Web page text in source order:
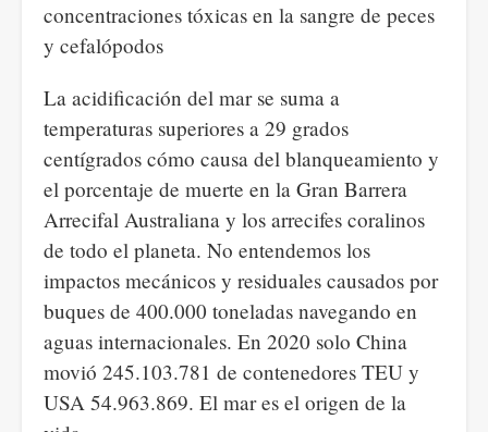
concentraciones tóxicas en la sangre de peces
y cefalópodos
La acidificación del mar se suma a
temperaturas superiores a 29 grados
centígrados cómo causa del blanqueamiento y
el porcentaje de muerte en la Gran Barrera
Arrecifal Australiana y los arrecifes coralinos
de todo el planeta. No entendemos los
impactos mecánicos y residuales causados por
buques de 400.000 toneladas navegando en
aguas internacionales. En 2020 solo China
movió 245.103.781 de contenedores TEU y
USA 54.963.869. El mar es el origen de la